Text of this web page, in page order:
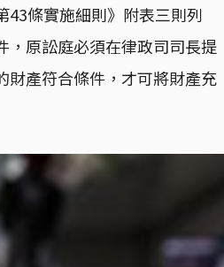
43條實施細則》附表三則列
，原訟庭必須在律政司司長提
財產符合條件，才可將財產充